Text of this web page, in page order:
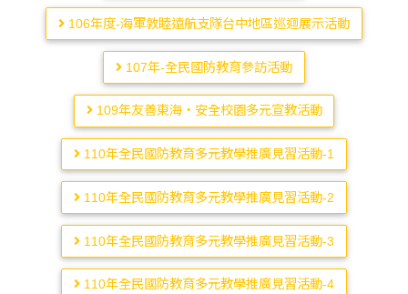
106年度-海軍敦睦遠航支隊台中地區巡迴展示活動
107年-全民國防教育參訪活動
109年友善東海‧安全校園多元宣教活動
110年全民國防教育多元教學推廣見習活動-1
110年全民國防教育多元教學推廣見習活動-2
110年全民國防教育多元教學推廣見習活動-3
110年全民國防教育多元教學推廣見習活動-4